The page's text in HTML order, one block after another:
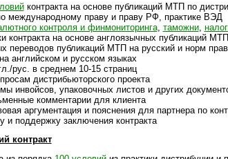
конт­ра­кта на основе пуб­ли­ка­ций МТП по
международному праву и праву РФ, прак­тике ВЭД
конт­роля и фин­мо­ни­то­ри­нга, тамо­жни,
контракта на основе англо­языч­ных публи­ка­ций МТП
перево­дов публи­ка­ций МТП на рус­ский и норм
англий­ском и рус­ском языках
рус. в сред­нем 10-15 страниц
дист­ри­бью­тор­ского про­екта
инвойсов, упако­воч­ных листов и дру­гих
комментарии для клиента
аргумента­ция и пояс­не­ния для парт­нера по
и поддержку заключе­ния конт­ракта
контракт